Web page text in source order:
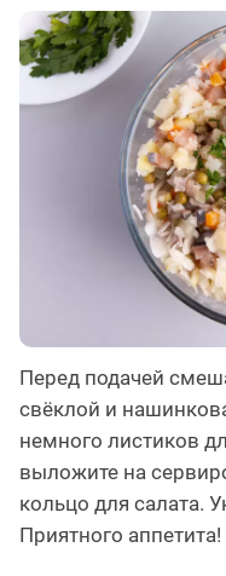
Перед подачей
свёклой и
немного листиков
выложите на
кольцо для салата.
Приятного аппетита!